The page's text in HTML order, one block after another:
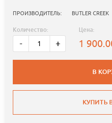
ПРОИЗВОДИТЕЛЬ: BUTLER CREEK
Количество:
- +
Цена:
1
В
КУПИТЬ